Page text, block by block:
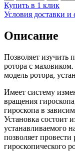
Купить в 1 клик
Условия доставки и
Описание
Позволяет изучить
ротора с
модель ротора,
Имеет систему
вращения
гироскопа в
Установка состоит
устанавливаемого
позволяет
гироскопического